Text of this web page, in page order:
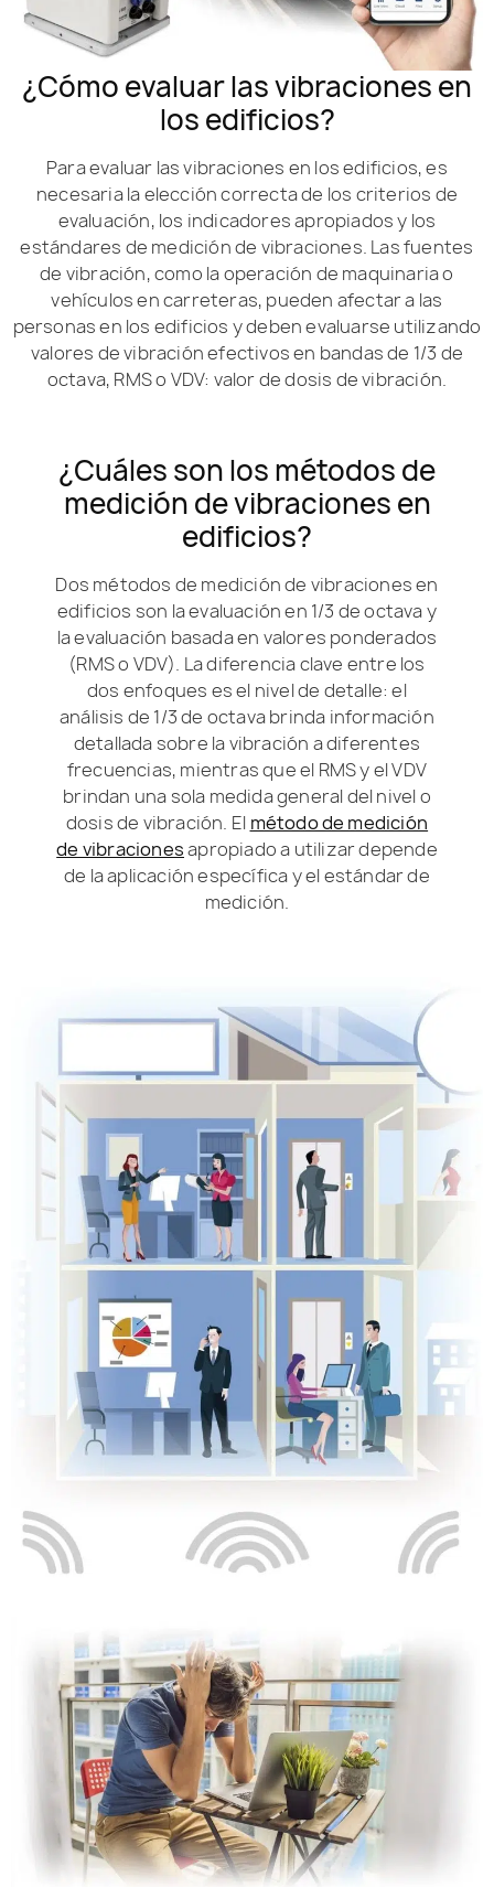
¿Cómo evaluar las vibraciones en
los edificios?
Para evaluar las vibraciones en los edificios, es
necesaria la elección correcta de los criterios de
evaluación, los indicadores apropiados y los
estándares de medición de vibraciones. Las fuentes
de vibración, como la operación de maquinaria o
vehículos en carreteras, pueden afectar a las
personas en los edificios y deben evaluarse utilizando
valores de vibración efectivos en bandas de 1/3 de
octava, RMS o VDV: valor de dosis de vibración.
¿Cuáles son los métodos de
medición de vibraciones en
edificios?
Dos métodos de medición de vibraciones en
edificios son la evaluación en 1/3 de octava y
la evaluación basada en valores ponderados
(RMS o VDV). La diferencia clave entre los
dos enfoques es el nivel de detalle: el
análisis de 1/3 de octava brinda información
detallada sobre la vibración a diferentes
frecuencias, mientras que el RMS y el VDV
brindan una sola medida general del nivel o
dosis de vibración. El método de medición
de vibracionesapropiado a utilizar depende
de la aplicación específica y el estándar de
medición.